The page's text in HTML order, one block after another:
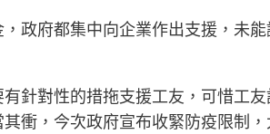
政府都集中向企業作出支援，未
針對性的措拖支援工友，可惜工
衝，今次政府宣布收緊防疫限制